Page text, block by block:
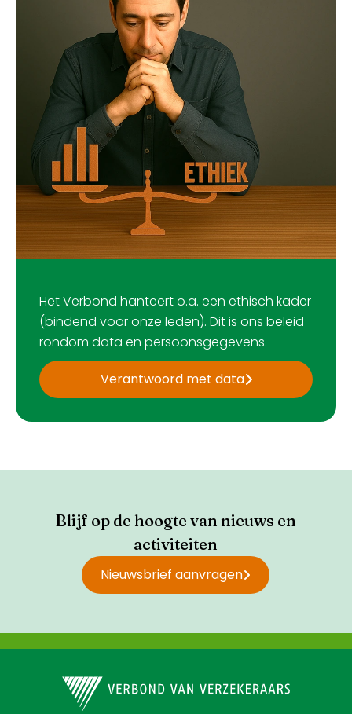
Het Verbond hanteert o.a. een ethisch kader
(bindend voor onze leden). Dit is ons beleid
rondom data en persoonsgegevens.
Verantwoord met data
Blijf op de hoogte van nieuws en
activiteiten
Nieuwsbrief aanvragen